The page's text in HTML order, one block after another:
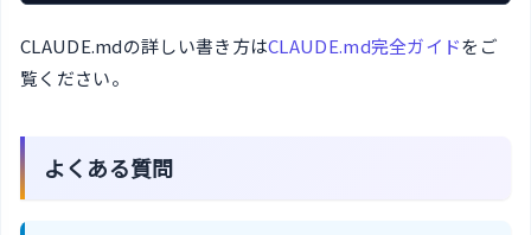
CLAUDE.mdの詳しい書き方はCLAUDE.md完全ガイドをご
覧ください。
よくある質問